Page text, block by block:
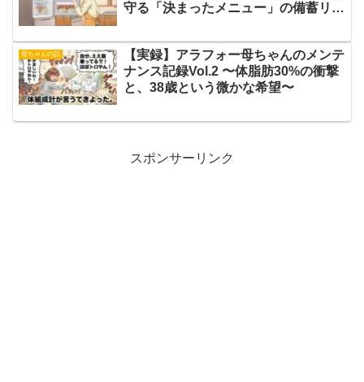
守る「決まったメニュー」の備蓄リス
母ちゃんの話
【実録】アラフォー母ちゃんのメンテ
ナンス記録Vol.2 〜体脂肪30%の衝撃
と、38歳という微かな希望〜
スポンサーリンク